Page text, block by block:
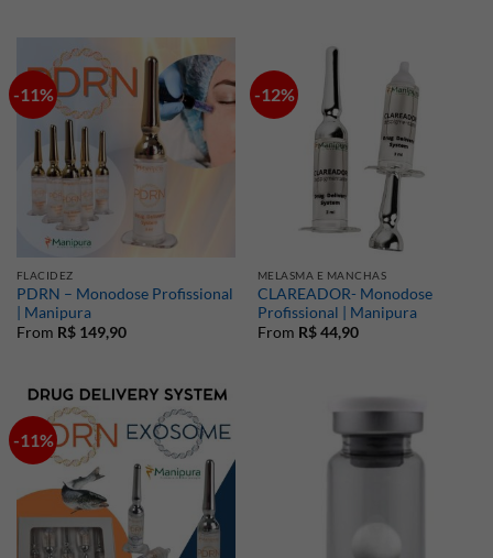
-11%
FLACIDEZ
PDRN – Monodose Profissional
| Manipura
From R$149,90
-12%
MELASMA E MANCHAS
CLAREADOR- Monodose
Profissional | Manipura
From R$44,90
-11%